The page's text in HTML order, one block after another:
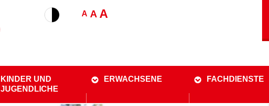
A A A
KINDER UND
JUGENDLICHE
ERWACHSENE FACHDIENSTE